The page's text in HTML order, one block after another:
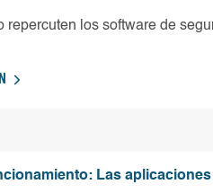
repercuten los software de
Las aplicaciones